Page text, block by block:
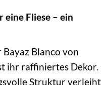
eine Fliese – ein
Blanco von
ihr raffiniertes Dekor.
Struktur verleiht